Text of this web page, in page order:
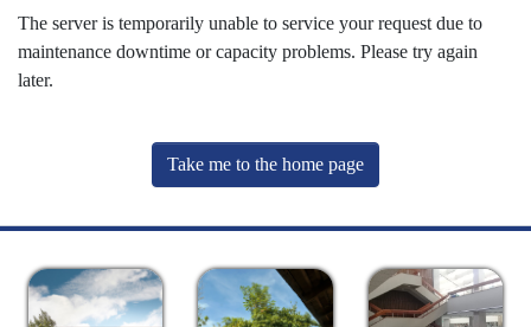
The server is temporarily unable to service your request due to
maintenance downtime or capacity problems. Please try again
later.
Take me to the home page